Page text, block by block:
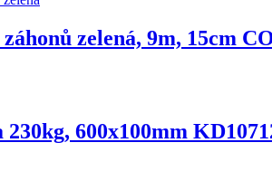
zelená, 9m, 15cm
230kg, 600x100mm